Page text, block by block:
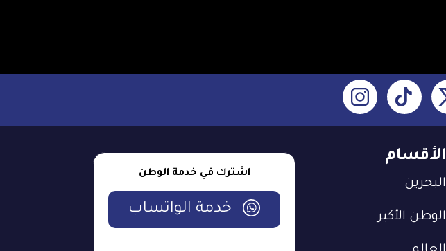
الأقسام
البحرين
الوطن الأكبر
اشترك في خدمة الوطن
خدمة الواتساب